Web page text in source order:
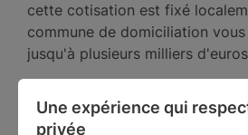
cette cotisation est fixé
commune de domiciliation
jusqu'à plusieurs milliers
La domiciliation
Une expérience qui
privée